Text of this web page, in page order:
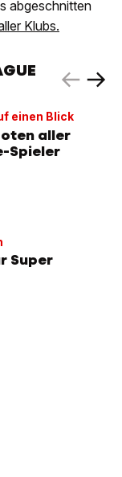
abgeschnitten
Klubs.
einen Blick
aller
Spieler
Super